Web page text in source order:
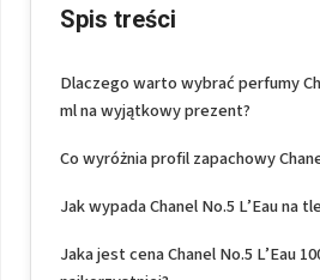
Spis treści
Dlaczego warto wybrać perfumy
ml na wyjątkowy prezent?
Co wyróżnia profil zapachowy
Jak wypada Chanel No.5 L’Eau na
Jaka jest cena Chanel No.5 L’Eau